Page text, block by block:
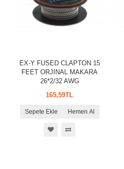
EX-Y FUSED CLAPTON 15
FEET ORJINAL MAKARA
26*2/32 AWG
165,59TL
Sepete Ekle Hemen Al